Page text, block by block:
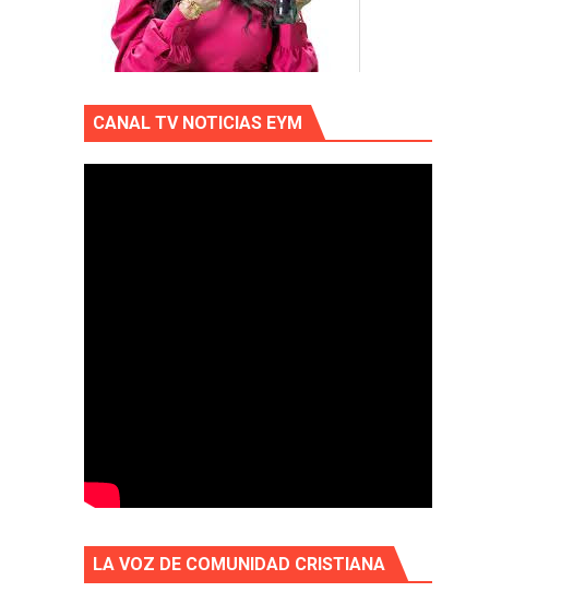
CANAL TV NOTICIAS EYM
LA VOZ DE COMUNIDAD CRISTIANA